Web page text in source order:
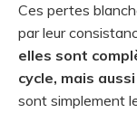
Ces pertes
par leur
elles sont
cycle, mais aussi
sont simplement